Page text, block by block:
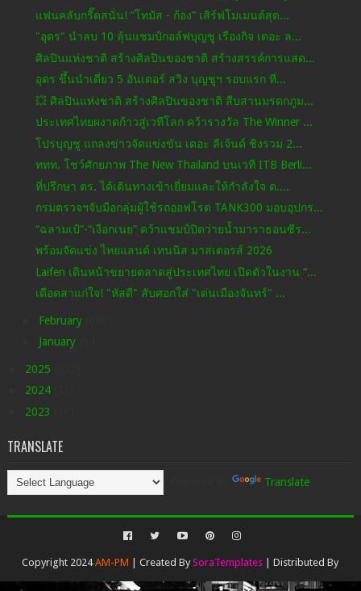
แฟนคลับกรี๊ดสนั่น! “โทมัส - ก้อง” เสิร์ฟโมเมนต์สุด...
"อุดร" นำลบ 10 ลุ้นแชมป์กอล์ฟบุญชู เรืองกิจ เดอะ ล...
ศิลปินแห่งชาติ สร้างศิลปินของชาติ สร้างสรรค์การแสด...
อุดร ขึ้นนำเดี่ยว 5 อันเดอร์ สวิง บุญชูฯ รอบแรก ที...
💥 ศิลปินแห่งชาติ สร้างศิลปินของชาติ สืบสานมรดกภูม...
ประเทศไทยผงาดก้าวสู่เวทีโลก คว้ารางวัล The Winner ...
โปรบุญชู แถลงข่าวจัดแข่งขัน เดอะ ลีเจ้นด์ ชิงรวม 2...
ททท. โชว์ศักยภาพ The New Thailand บนเวที ITB Berli...
ที่ปรึกษา ตร. ได้เดินทางเข้าเยี่ยมและให้กำลังใจ ด....
กรมตรวจฯจับมือกลุ่มผู้ใช้รถออฟโรด TANK300 มอบอุปกร...
“ฉลามเป้”-“เงือกเนย” คว้าแชมป์ปิดว่ายน้ำมาราธอนซีร...
พร้อมจัดแข่ง ไทยแลนด์ เทนนิส มาสเตอรส์ 2026
Laifen เดินหน้าขยายตลาดสู่ประเทศไทย เปิดตัวในงาน “...
เดือดสาแก่ใจ! "หัสดี" สับศอกใส่ "เด่นเมืองจันทร์" ...
February
January
2025
2024
2023
TRANSLATE
Translate
Copyright 2024AM-PM | Created BySoraTemplates | Distributed By
Gooyaabi Templates